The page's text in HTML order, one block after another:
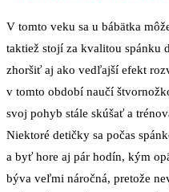
V tomto veku sa u bábätka
taktiež stojí za kvalitou spánku
zhoršiť aj ako vedľajší efekt
v tomto období naučí
svoj pohyb stále skúšať a
Niektoré detičky sa počas
a byť hore aj pár hodín, kým
býva veľmi náročná, pretože